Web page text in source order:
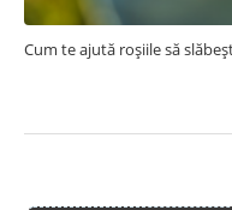
Cum te ajută roșiile să